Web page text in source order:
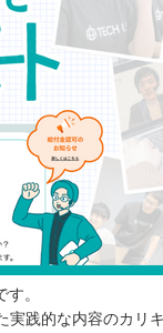
。
践的な内容のカリ